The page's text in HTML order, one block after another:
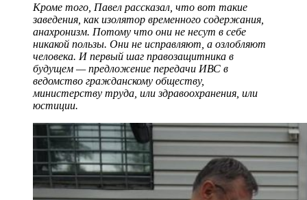
Кроме того, Павел рассказал, что вот такие
заведения, как изолятор временного содержания,
анахронизм. Потому что они не несут в себе
никакой пользы. Они не исправляют, а озлобляют
человека. И первый шаг правозащитника в
будущем — предложение передачи ИВС в
ведомство гражданскому обществу,
министерству труда, или здравоохранения, или
юстиции.